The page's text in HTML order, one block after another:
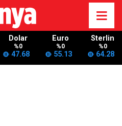
Dolar
%0
47.68
Euro
%0
55.13
Sterlin
%0
64.28